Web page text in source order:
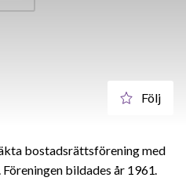
Följ
bostadsrättsförening med
bildades år 1961